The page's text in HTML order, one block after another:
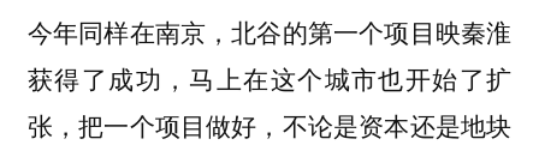
今年同样在南京，北谷的第一个项目映秦淮
获得了成功，马上在这个城市也开始了扩
张，把一个项目做好，不论是资本还是地块